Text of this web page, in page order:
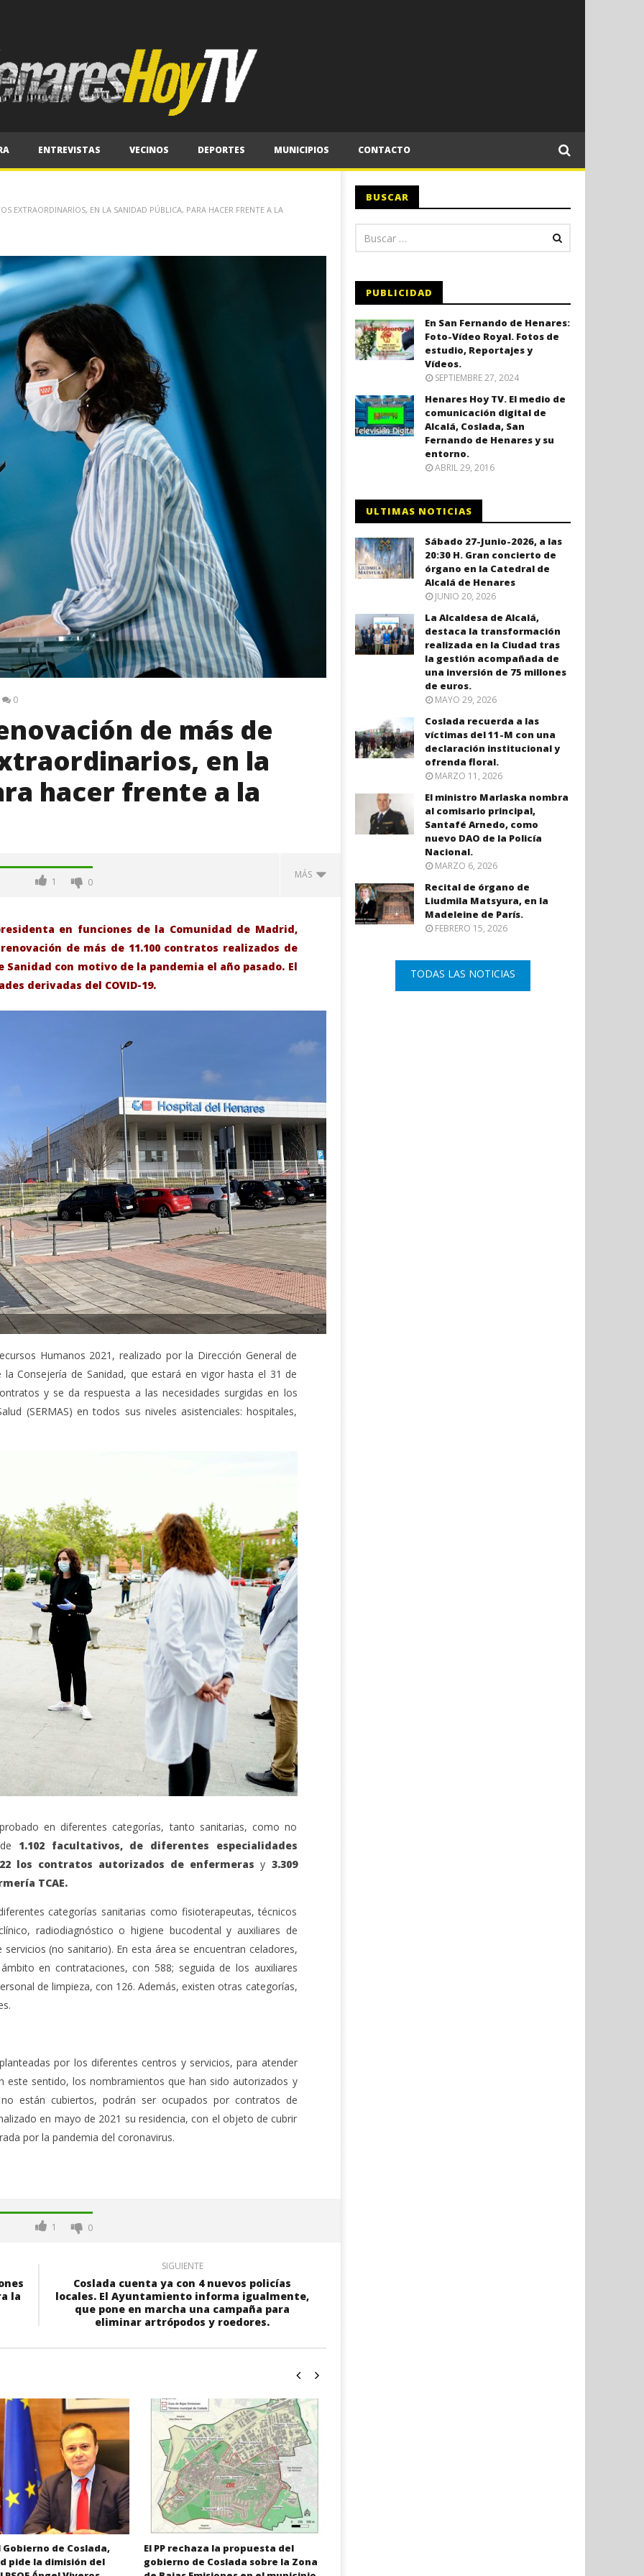
ENTREVISTAS VECINOS DEPORTES MUNICIPIOS CONTACTO
EXTRAORDINARIOS, EN LA SANIDAD PÚBLICA, PARA HACER FRENTE A LA
0
de más de
en la
hacer frente a la
1 0
MÁS
Junio-2026, a las 20:30
de órgano en la
Alcalá de Henares
transformación realizada en la
Ciudad tras la gestión
acompañada de una inversión de
75 millones de euros.
junio
11,
2021
Admin
junio
2021
en funciones de la Comunidad de Madrid,
de más de 11.100 contratos realizados de
con motivo de la pandemia el año pasado. El
derivadas del COVID-19.
Humanos 2021, realizado por la Dirección General de
Consejería de Sanidad, que estará en vigor hasta el 31 de
y se da respuesta a las necesidades surgidas en los
(SERMAS) en todos sus niveles asistenciales: hospitales,
en diferentes categorías, tanto sanitarias, como no
1.102 facultativos, de diferentes especialidades
los contratos autorizados de enfermeras y 3.309
TCAE.
categorías sanitarias como fisioterapeutas, técnicos
radiodiagnóstico o higiene bucodental y auxiliares de
(no sanitario). En esta área se encuentran celadores,
en contrataciones, con 588; seguida de los auxiliares
de limpieza, con 126. Además, existen otras categorías,
por los diferentes centros y servicios, para atender
este sentido, los nombramientos que han sido autorizados y
están cubiertos, podrán ser ocupados por contratos de
en mayo de 2021 su residencia, con el objeto de cubrir
por la pandemia del coronavirus.
1 0
la
SIGUIENTE
Coslada cuenta ya con 4 nuevos policías
locales. El Ayuntamiento informa igualmente,
que pone en marcha una campaña para
eliminar artrópodos y roedores.
Gobierno de Coslada,
pide la dimisión del
El PP rechaza la propuesta del
gobierno de Coslada sobre la Zona
BUSCAR
PUBLICIDAD
En San Fernando de Henares:
Foto-Vídeo Royal. Fotos de
estudio, Reportajes y
Vídeos.
SEPTIEMBRE 27, 2024
Henares Hoy TV. El medio de
comunicación digital de
Alcalá, Coslada, San
Fernando de Henares y su
entorno.
ABRIL 29, 2016
ULTIMAS NOTICIAS
Sábado 27-Junio-2026, a las
20:30 H. Gran concierto de
órgano en la Catedral de
Alcalá de Henares
JUNIO 20, 2026
La Alcaldesa de Alcalá,
destaca la transformación
realizada en la Ciudad tras
la gestión acompañada de
una inversión de 75 millones
de euros.
MAYO 29, 2026
Coslada recuerda a las
víctimas del 11-M con una
declaración institucional y
ofrenda floral.
MARZO 11, 2026
El ministro Marlaska nombra
al comisario principal,
Santafé Arnedo, como
nuevo DAO de la Policía
Nacional.
MARZO 6, 2026
Recital de órgano de
Liudmila Matsyura, en la
Madeleine de París.
FEBRERO 15, 2026
TODAS LAS NOTICIAS